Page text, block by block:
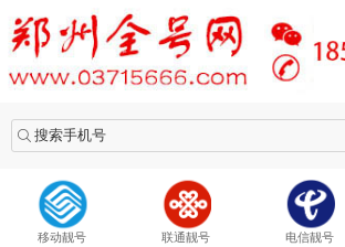
搜索手机号
移动靓号 联通靓号 电信靓号